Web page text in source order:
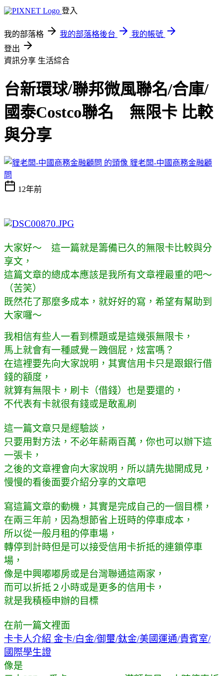
登入
我的部落格 我的部落格後台
我的帳號
登出
資訊分享 生活綜合
台新環球/聯邦微風聯名/合庫/
國泰Costco聯名 無限卡 比較
與分享
貍老闆-中國商務金融顧
問
12年前
大家好～ 這一篇就是籌備已久的無限卡比較與分
享文，
這篇文章的總成本應該是我所有文章裡最重的吧～
（苦笑）
既然花了那麼多成本，就好好的寫，希望有幫助到
大家囉～
我相信有些人一看到標題或是這幾張無限卡，
馬上就會有一種感覺－跩個屁，炫富嗎？
在這裡要先向大家說明，其實信用卡只是跟銀行借
錢的額度，
就算有無限卡，刷卡（借錢）也是要還的，
不代表有卡就很有錢或是敢亂刷
這一篇文章只是經驗談，
只要用對方法，不必年薪兩百萬，你也可以辦下這
一張卡，
之後的文章裡會向大家說明，所以請先拋開成見，
慢慢的看後面要介紹分享的文章吧
寫這篇文章的動機，其實是完成自己的一個目標，
在兩三年前，因為想節省上班時的停車成本，
所以從一般月租的停車場，
轉停到計時但是可以接受信用卡折抵的連鎖停車
場，
像是中興嘟嘟房或是台灣聯通這兩家，
而可以折抵２小時或是更多的信用卡，
就是我積極申辦的目標
在前一篇文裡面
卡卡人介紹 金卡/白金/御璽/鈦金/美國運通/貴賓室/
國際學生證
像是